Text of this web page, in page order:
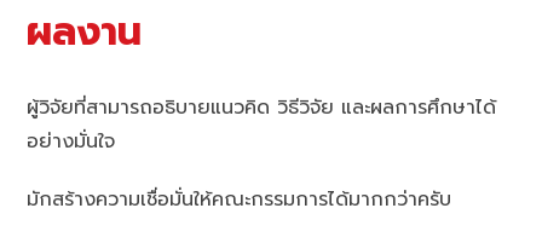
ผลงาน
ผู้วิจัยที่สามารถอธิบายแนวคิด วิธีวิจัย และผลการศึกษาได้
อย่างมั่นใจ
มักสร้างความเชื่อมั่นให้คณะกรรมการได้มากกว่าครับ